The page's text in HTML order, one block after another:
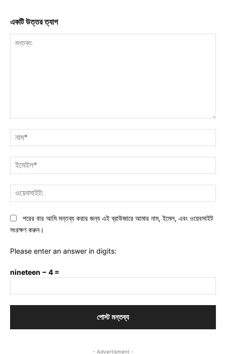
একটি উত্তর ত্যাগ
পরের বার আমি মন্তব্য করার জন্য এই ব্রাউজারে আমার নাম, ইমেল, এবং ওয়েবসাইট
সংরক্ষণ করুন।
Please enter an answer in digits:
nineteen − 4 =
- Advertisment -